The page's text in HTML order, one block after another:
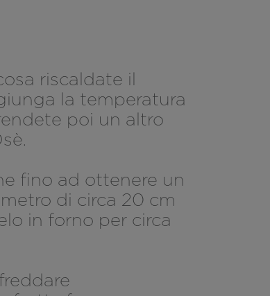
riscaldate il
la temperatura
poi un altro
fino ad ottenere un
di circa 20 cm
in forno per circa